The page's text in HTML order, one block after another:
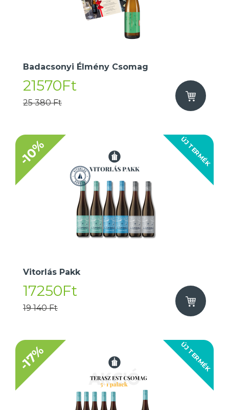
Badacsonyi Élmény Csomag
21570Ft
25 380 Ft
ÚJ TERMÉK
-10%
Vitorlás Pakk
17250Ft
19 140 Ft
ÚJ TERMÉK
-17%